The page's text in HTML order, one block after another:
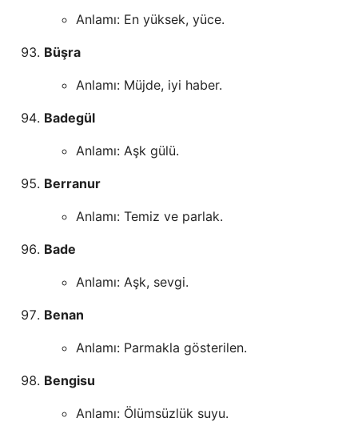
Anlamı: En yüksek, yüce.
Büşra
Anlamı: Müjde, iyi haber.
Badegül
Anlamı: Aşk gülü.
Berranur
Anlamı: Temiz ve parlak.
Bade
Anlamı: Aşk, sevgi.
Benan
Anlamı: Parmakla gösterilen.
Bengisu
Anlamı: Ölümsüzlük suyu.